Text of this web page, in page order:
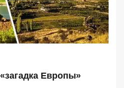
Европы»